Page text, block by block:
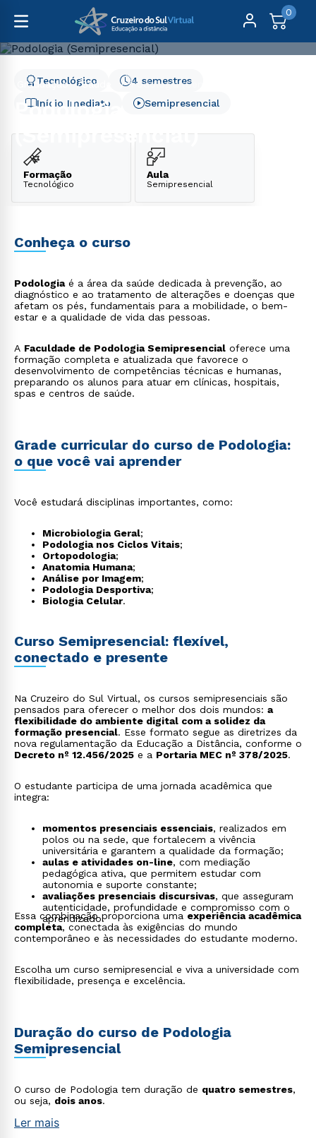
0
Graduação Saúde Podologia (Semipresencial)
Podologia
(Semipresencial)
Início Imediato
4 semestres
Tecnológico
Semipresencial
Formação
Tecnológico
Aula
Semipresencial
Conheça o curso
Podologiaé a área da saúde dedicada à prevenção, ao
diagnóstico e ao tratamento de alterações e doenças que
afetam os pés, fundamentais para a mobilidade, o bem-
estar e a qualidade de vida das pessoas.
A Faculdade de Podologia Semipresencial oferece uma
formação completa e atualizada que favorece o
desenvolvimento de competências técnicas e humanas,
preparando os alunos para atuar em clínicas, hospitais,
spas e centros de saúde.
Grade curricular do curso de Podologia:
o que você vai aprender
Você estudará disciplinas importantes, como:
Microbiologia Geral;
Podologia nos Ciclos Vitais;
Ortopodologia;
Anatomia Humana;
Análise por Imagem;
Podologia Desportiva;
Biologia Celular.
Curso Semipresencial: flexível,
conectado e presente
Na Cruzeiro do Sul Virtual, os cursos semipresenciais são
pensados para oferecer o melhor dos dois mundos: a
flexibilidade do ambiente digital com a solidez da
formação presencial. Esse formato segue as diretrizes da
nova regulamentação da Educação a Distância, conforme o
Decreto nº 12.456/2025 e a Portaria MEC nº 378/2025.
O estudante participa de uma jornada acadêmica que
integra:
momentos presenciais essenciais, realizados em
polos ou na sede, que fortalecem a vivência
universitária e garantem a qualidade da formação;
aulas e atividades on-line, com mediação
pedagógica ativa, que permitem estudar com
autonomia e suporte constante;
avaliações presenciais discursivas, que asseguram
autenticidade, profundidade e compromisso com o
aprendizado.
Essa combinação proporciona uma experiência acadêmica
completa, conectada às exigências do mundo
contemporâneo e às necessidades do estudante moderno.
Escolha um curso semipresencial e viva a universidade com
flexibilidade, presença e excelência.
Duração do curso de Podologia
Semipresencial
O curso de Podologia tem duração de quatro semestres,
ou seja, dois anos.
Ler mais